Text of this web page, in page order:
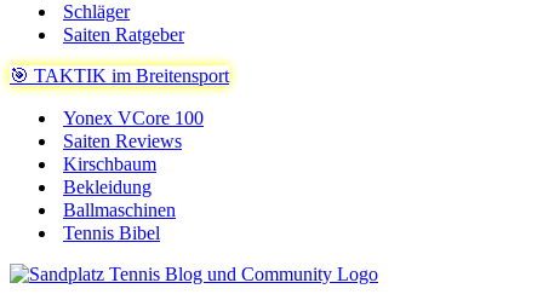
Schläger
Saiten Ratgeber
🎯 TAKTIK im Breitensport
Yonex VCore 100
Saiten Reviews
Kirschbaum
Bekleidung
Ballmaschinen
Tennis Bibel